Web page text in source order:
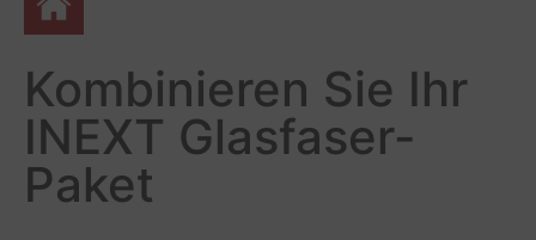
Kombinieren Sie Ihr
INEXT Glasfaser-
Paket